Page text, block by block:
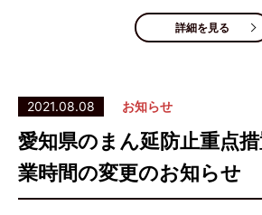
詳細を見る
2021.08.08 お知らせ
愛知県のまん延防止重点
業時間の変更のお知らせ